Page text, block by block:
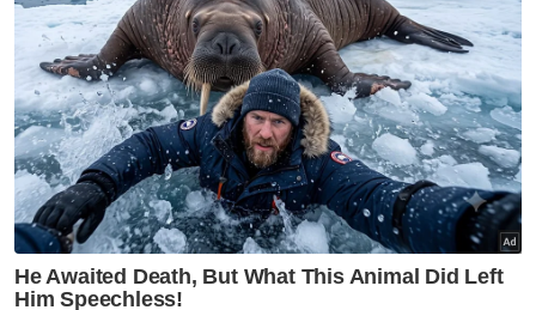
menjadikan akibat pelanggaran undang-
undang lebih jelas kepada masyarakat,
sesuatu yang tidak dapat dicapai hanya
melalui statistik rampasan.
Ia juga akan mengenakan kos komersial dan
reputasi yang berpanjangan kepada
pengendali premis, melangkaui mana-mana
tindakan penguatkuasaan yang bersifat
sementara. Lebih penting lagi, ia dapat